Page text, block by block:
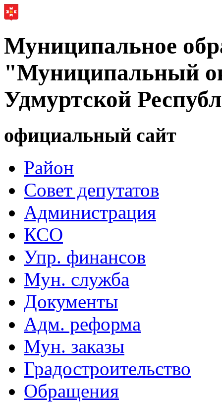
Муниципальное
"Муниципальный
Удмуртской
официальный сайт
Район
Совет депутатов
Администрация
КСО
Упр. финансов
Мун. служба
Документы
Адм. реформа
Мун. заказы
Градостроительство
Обращения